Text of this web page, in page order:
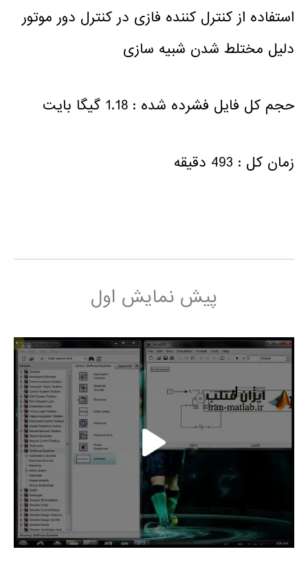
استفاده از کنترل کننده فازی در کنترل دور موتور
دلیل مختلط شدن شبیه سازی
حجم کل فایل فشرده شده : 1.18 گیگا بایت
زمان کل : 493 دقیقه
پیش نمایش اول